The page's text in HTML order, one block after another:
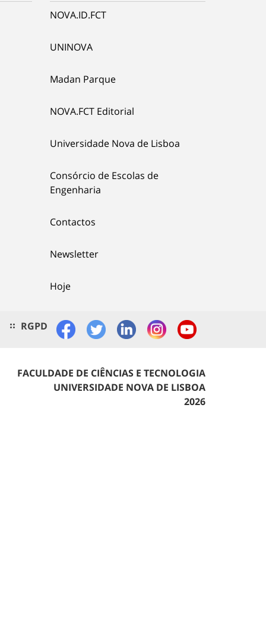
NOVA.ID.FCT
UNINOVA
Madan Parque
NOVA.FCT Editorial
Universidade Nova de Lisboa
Consórcio de Escolas de
Engenharia
Contactos
Newsletter
Hoje
RGPD
FACULDADE DE CIÊNCIAS E TECNOLOGIA
UNIVERSIDADE NOVA DE LISBOA
2026